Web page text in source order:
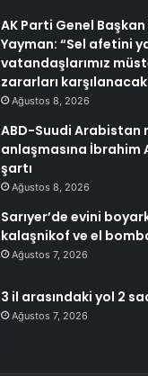
AK Parti Genel Başkan
Yayman: “Sel afetini
vatandaşlarımız
zararları
Ağustos 8, 2026
ABD-Suudi Arabistan
anlaşmasına İbrahim
şartı
Ağustos 8, 2026
Sarıyer’de evini
kalaşnikof ve el
Ağustos 7, 2026
3 il arasındaki yol 2
Ağustos 7, 2026